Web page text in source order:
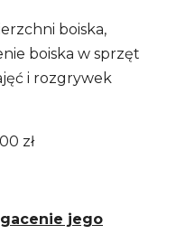
boiska,
boiska w sprzęt
i rozgrywek
zł
jego